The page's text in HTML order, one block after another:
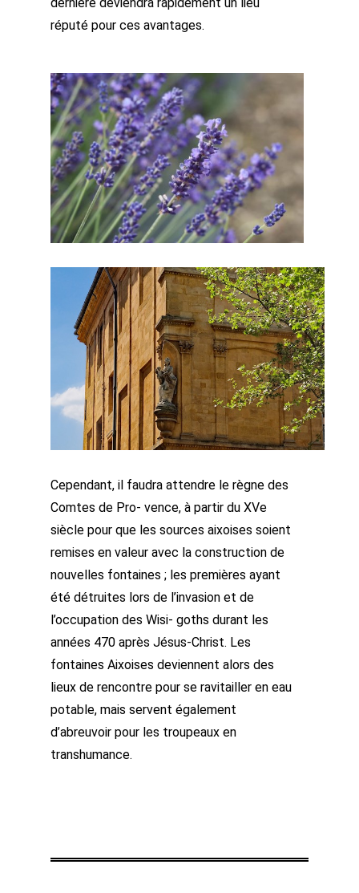
dernière deviendra rapidement un lieu
réputé pour ces avantages.
Cependant, il faudra attendre le règne des
Comtes de Pro- vence, à partir du XVe
siècle pour que les sources aixoises soient
remises en valeur avec la construction de
nouvelles fontaines ; les premières ayant
été détruites lors de l’invasion et de
l’occupation des Wisi- goths durant les
années 470 après Jésus-Christ. Les
fontaines Aixoises deviennent alors des
lieux de rencontre pour se ravitailler en eau
potable, mais servent également
d’abreuvoir pour les troupeaux en
transhumance.